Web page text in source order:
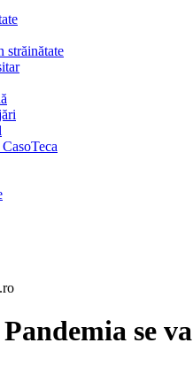
străinătate
Pandemia se va